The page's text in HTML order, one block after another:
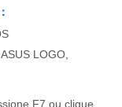
LOGO,
F7 ou clique